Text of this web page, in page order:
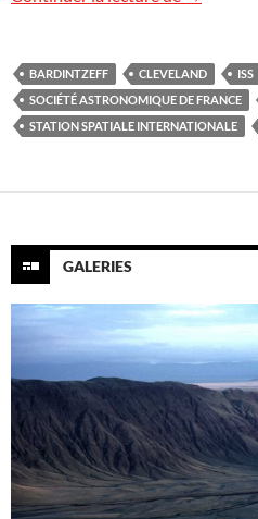
BARDINTZEFF CLEVELAND ISS
SOCIÉTÉ ASTRONOMIQUE DE FRANCE
STATION SPATIALE INTERNATIONALE
GALERIES